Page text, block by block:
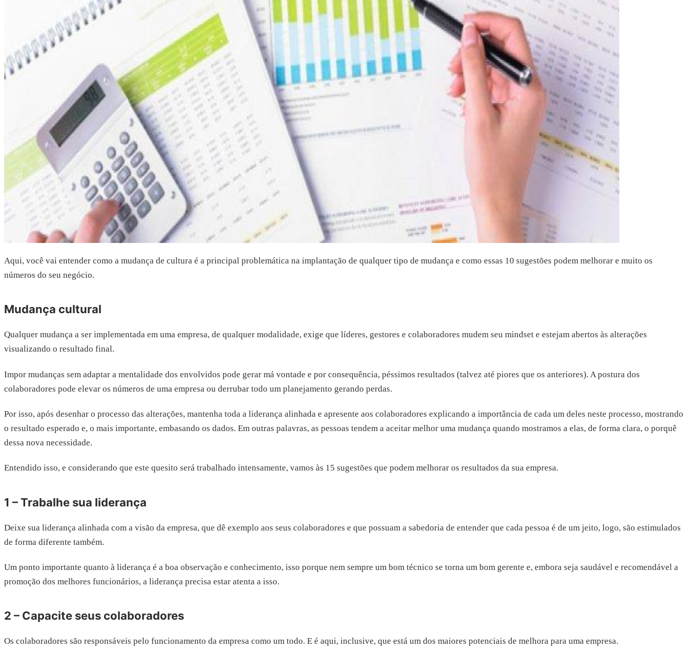
Aqui, você vai entender como a mudança de cultura é a principal problemática na implantação de qualquer tipo de mudança e como essas 10 sugestões podem melhorar e muito os
números do seu negócio.
Mudança cultural
Qualquer mudança a ser implementada em uma empresa, de qualquer modalidade, exige que líderes, gestores e colaboradores mudem seu mindset e estejam abertos às alterações
visualizando o resultado final.
Impor mudanças sem adaptar a mentalidade dos envolvidos pode gerar má vontade e por consequência, péssimos resultados (talvez até piores que os anteriores). A postura dos
colaboradores pode elevar os números de uma empresa ou derrubar todo um planejamento gerando perdas.
Por isso, após desenhar o processo das alterações, mantenha toda a liderança alinhada e apresente aos colaboradores explicando a importância de cada um deles neste processo, mostrando
o resultado esperado e, o mais importante, embasando os dados. Em outras palavras, as pessoas tendem a aceitar melhor uma mudança quando mostramos a elas, de forma clara, o porquê
dessa nova necessidade.
Entendido isso, e considerando que este quesito será trabalhado intensamente, vamos às 15 sugestões que podem melhorar os resultados da sua empresa.
1 – Trabalhe sua liderança
Deixe sua liderança alinhada com a visão da empresa, que dê exemplo aos seus colaboradores e que possuam a sabedoria de entender que cada pessoa é de um jeito, logo, são estimulados
de forma diferente também.
Um ponto importante quanto à liderança é a boa observação e conhecimento, isso porque nem sempre um bom técnico se torna um bom gerente e, embora seja saudável e recomendável a
promoção dos melhores funcionários, a liderança precisa estar atenta a isso.
2 – Capacite seus colaboradores
Os colaboradores são responsáveis pelo funcionamento da empresa como um todo. E é aqui, inclusive, que está um dos maiores potenciais de melhora para uma empresa.